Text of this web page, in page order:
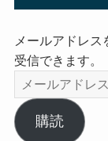
メールアドレ
受信できます。
メ
ー
ル
購読